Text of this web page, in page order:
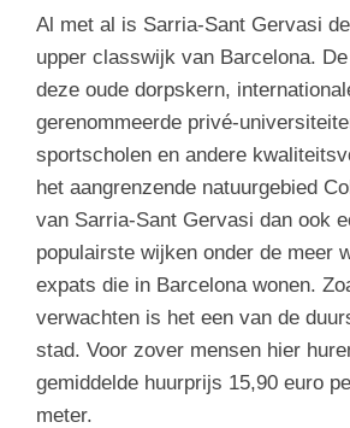
Al met al is Sarria-Sant Gervasi
upper classwijk van Barcelona.
deze oude dorpskern,
gerenommeerde privé-
sportscholen en andere
het aangrenzende natuurgebied
van Sarria-Sant Gervasi dan ook
populairste wijken onder de meer
expats die in Barcelona wonen.
verwachten is het een van de
stad. Voor zover mensen hier
gemiddelde huurprijs 15,90 euro
meter.